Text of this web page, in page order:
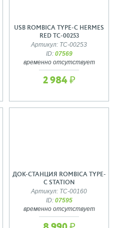
USB ROMBICA TYPE-C HERMES
RED TC-00253
Артикул: TC-00253
ID: 07569
временно отсутствует
2 984 ₽
ДОК-СТАНЦИЯ ROMBICA TYPE-
C STATION
Артикул: TC-00160
ID: 07595
временно отсутствует